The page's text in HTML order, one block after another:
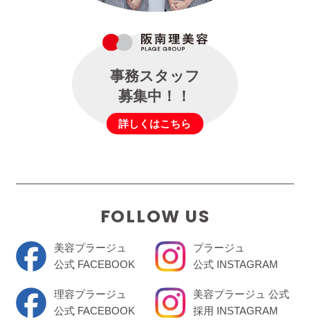
事務スタッフ
募集中！！
詳しくはこちら
FOLLOW US
美容プラージュ
公式 FACEBOOK
理容プラージュ
公式 FACEBOOK
プラージュ
公式 INSTAGRAM
美容プラージュ 公式
採用 INSTAGRAM